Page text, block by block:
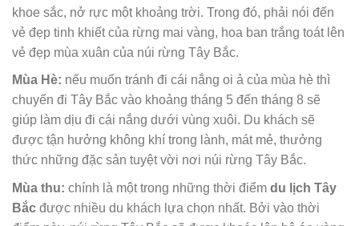
khoe sắc, nở rực một khoảng trời. Trong đó, phải nói đến
vẻ đẹp tinh khiết của rừng mai vàng, hoa ban trắng toát lên
vẻ đẹp mùa xuân của núi rừng Tây Bắc.
Mùa Hè: nếu muốn tránh đi cái nắng oi ả của mùa hè thì
chuyến đi Tây Bắc vào khoảng tháng 5 đến tháng 8 sẽ
giúp làm dịu đi cái nắng dưới vùng xuôi. Du khách sẽ
được tận hưởng không khí trong lành, mát mẻ, thưởng
thức những đặc sản tuyệt vời nơi núi rừng Tây Bắc.
Mùa thu: chính là một trong những thời điểm du lịch Tây
Bắc được nhiều du khách lựa chọn nhất. Bởi vào thời